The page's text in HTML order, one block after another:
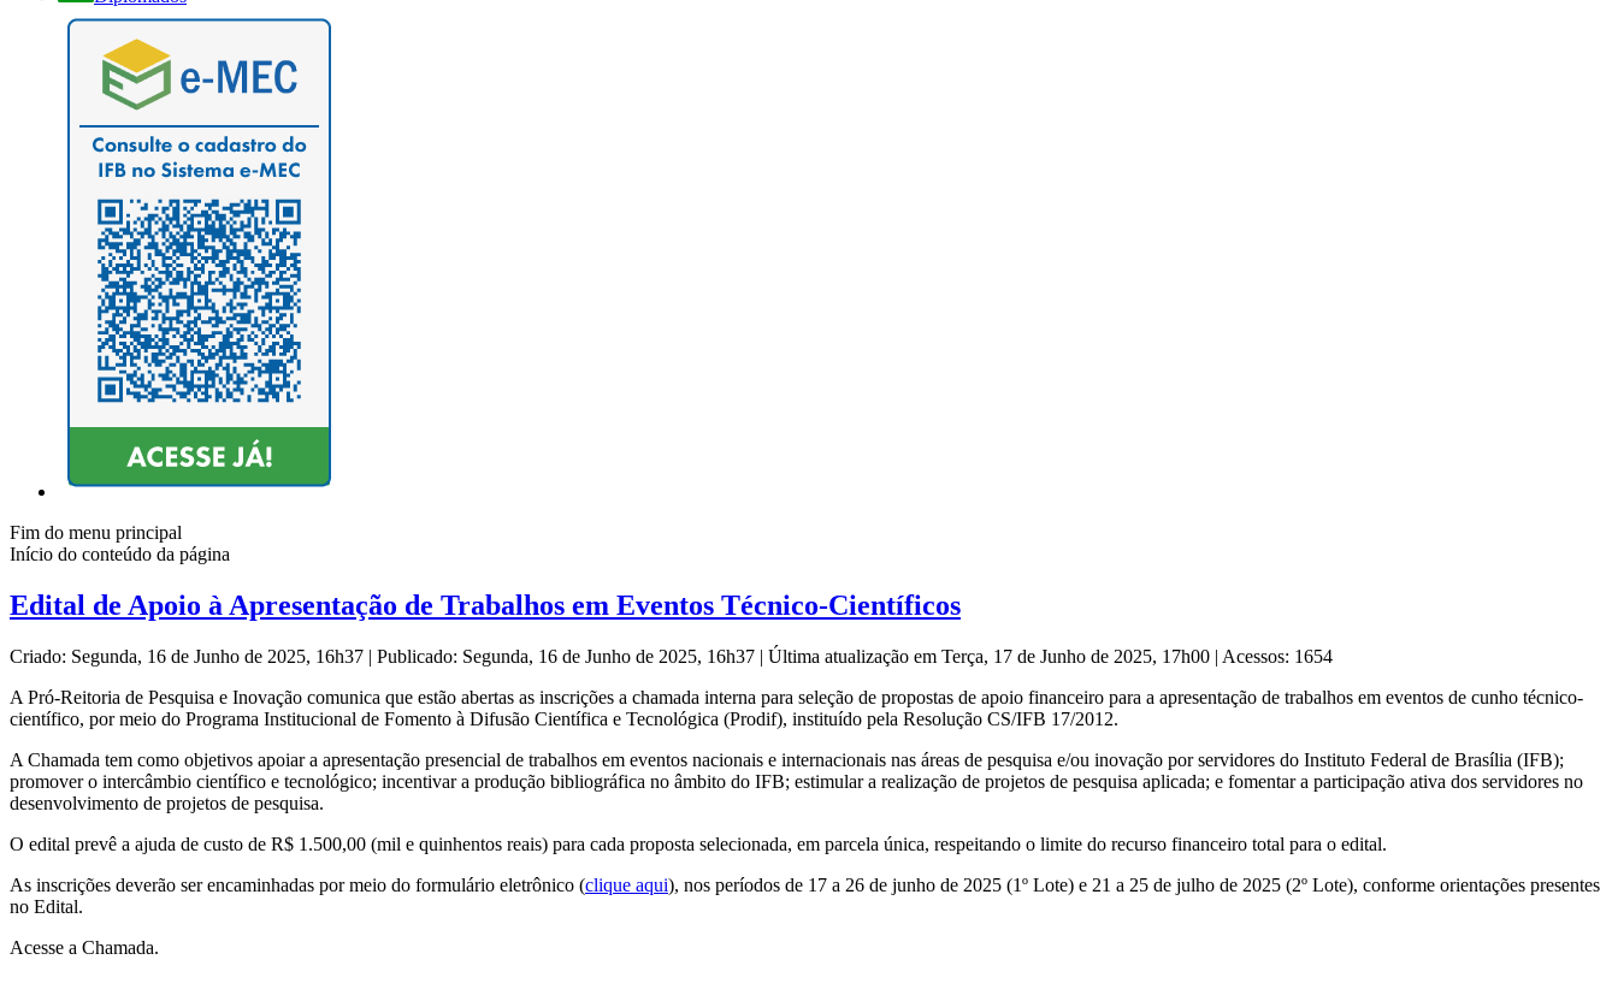
Fim do menu principal
Início do conteúdo da página
Edital de Apoio à Apresentação de Trabalhos em Eventos Técnico-Científicos
Criado: Segunda, 16 de Junho de 2025, 16h37 | Publicado: Segunda, 16 de Junho de 2025, 16h37 | Última atualização em Terça, 17 de Junho de 2025, 17h00 | Acessos: 1654
A Pró-Reitoria de Pesquisa e Inovação comunica que estão abertas as inscrições a chamada interna para seleção de propostas de apoio financeiro para a apresentação de trabalhos em eventos de cunho técnico-
científico, por meio do Programa Institucional de Fomento à Difusão Científica e Tecnológica (Prodif), instituído pela Resolução CS/IFB 17/2012.
A Chamada tem como objetivos apoiar a apresentação presencial de trabalhos em eventos nacionais e internacionais nas áreas de pesquisa e/ou inovação por servidores do Instituto Federal de Brasília (IFB);
promover o intercâmbio científico e tecnológico; incentivar a produção bibliográfica no âmbito do IFB; estimular a realização de projetos de pesquisa aplicada; e fomentar a participação ativa dos servidores no
desenvolvimento de projetos de pesquisa.
O edital prevê a ajuda de custo de R$ 1.500,00 (mil e quinhentos reais) para cada proposta selecionada, em parcela única, respeitando o limite do recurso financeiro total para o edital.
As inscrições deverão ser encaminhadas por meio do formulário eletrônico (clique aqui), nos períodos de 17 a 26 de junho de 2025 (1º Lote) e 21 a 25 de julho de 2025 (2º Lote), conforme orientações presentes
no Edital.
Acesse a Chamada.